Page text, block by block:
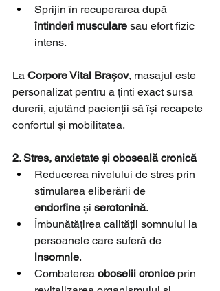
Sprijin în recuperarea după
întinderi musculare sau efort fizic
intens.
La Corpore Vital Brașov, masajul este
personalizat pentru a ținti exact sursa
durerii, ajutând pacienții să își recapete
confortul și mobilitatea.
2. Stres, anxietate și oboseală cronică
Reducerea nivelului de stres prin
stimularea eliberării de
endorfine și serotonină.
Îmbunătățirea calității somnului la
persoanele care suferă de
insomnie.
Combaterea oboselii cronice prin